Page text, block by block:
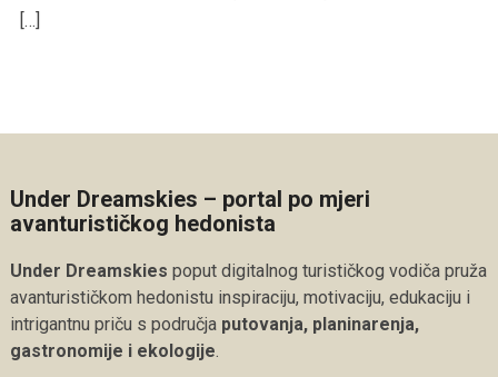
[…]
Under Dreamskies – portal po mjeri
avanturističkog hedonista
Under Dreamskies poput digitalnog turističkog vodiča pruža
avanturističkom hedonistu inspiraciju, motivaciju, edukaciju i
intrigantnu priču s područja putovanja, planinarenja,
gastronomije i ekologije.